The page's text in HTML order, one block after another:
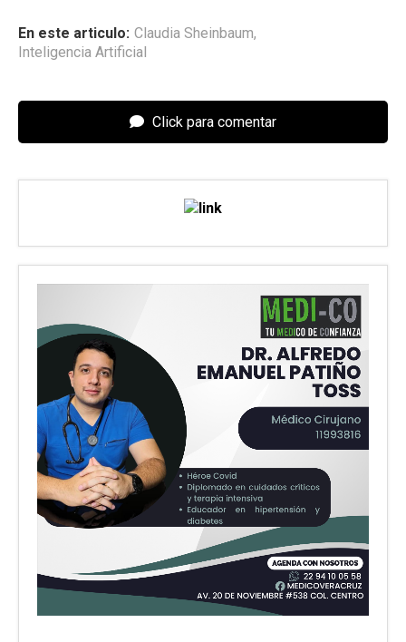
En este articulo: Claudia Sheinbaum,
Inteligencia Artificial
Click para comentar